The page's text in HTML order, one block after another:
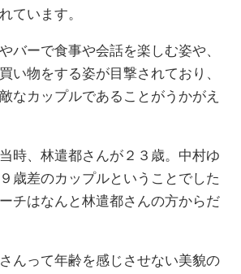
ています。
バーで食事や会話を楽しむ姿や、
い物をする姿が目撃されており、
なカップルであることがうかがえ
時、林遣都さんが２３歳。中村ゆ
歳差のカップルということでした
チはなんと林遣都さんの方からだ
んって年齢を感じさせない美貌の